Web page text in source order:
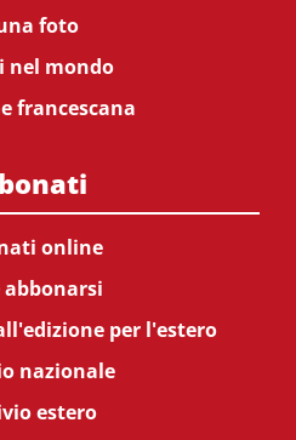
foto
nel mondo
francescana
online
abbonarsi
per l'estero
nazionale
estero